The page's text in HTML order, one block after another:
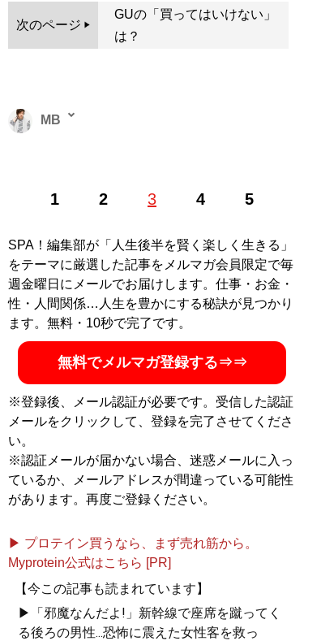
次のページ
GUの「買ってはいけない」
は？
1 2 3 4 5
MB
MBの偏愛ブランド図鑑
最速でおしゃれに見
『幸服論――人生は服で簡単に変えられる
』など関連書
籍が累計200万部を突破。ブログ「 Knower Mag現役メ
ンズバイヤーが伝えるオシャレになる方法」、ユーチュ
ーブ「 MBチャンネル」も話題に。年間の被服費は1000
万円超！ （Xアカウント: @MBKnowerMag ）
『ロードマップ』
地方のしがないショップ
店員はなぜ成功できたの
その秘密はロードマップ
にあった
『MBの偏愛ブランド図鑑
今着るべきブランド60の歴
SPA！編集部が「人生後半を賢く楽しく生きる」
をテーマに厳選した記事をメルマガ会員限定で毎
週金曜日にメールでお届けします。仕事・お金・
性・人間関係…人生を豊かにする秘訣が見つかり
ます。無料・10秒で完了です。
無料でメルマガ登録する⇒⇒
※登録後、メール認証が必要です。受信した認証
メールをクリックして、登録を完了させてくださ
い。
※認証メールが届かない場合、迷惑メールに入っ
ているか、メールアドレスが間違っている可能性
があります。再度ご登録ください。
▶ プロテイン買うなら、まず売れ筋から。
Myprotein公式はこちら [PR]
【今この記事も読まれています】
▶「邪魔なんだよ!」新幹線で座席を蹴ってく
る後ろの男性...恐怖に震えた女性客を救っ